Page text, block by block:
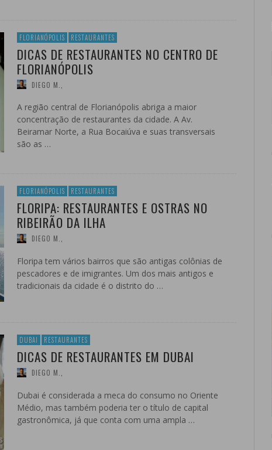
FLORIANÓPOLIS RESTAURANTES
DICAS DE RESTAURANTES NO CENTRO DE
FLORIANÓPOLIS
DIEGO M.
A região central de Florianópolis abriga a maior
concentração de restaurantes da cidade. A Av.
Beiramar Norte, a Rua Bocaiúva e suas transversais
são as …
FLORIANÓPOLIS RESTAURANTES
FLORIPA: RESTAURANTES E OSTRAS NO
RIBEIRÃO DA ILHA
DIEGO M.,
Floripa tem vários bairros que são antigas colônias de
pescadores e de imigrantes. Um dos mais antigos e
tradicionais da cidade é o distrito do …
DUBAI RESTAURANTES
DICAS DE RESTAURANTES EM DUBAI
DIEGO M.
Dubai é considerada a meca do consumo no Oriente
Médio, mas também poderia ter o título de capital
gastronômica, já que conta com uma ampla …